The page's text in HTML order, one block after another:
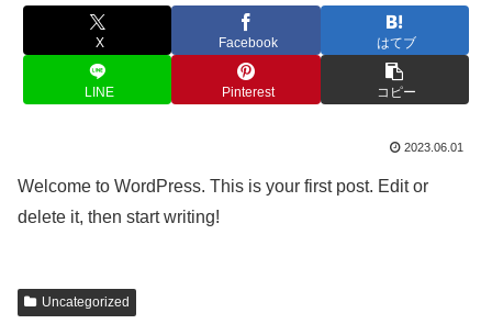
X Facebook はてブ
LINE Pinterest コピー
2023.06.01
Welcome to WordPress. This is your first post. Edit or
delete it, then start writing!
Uncategorized